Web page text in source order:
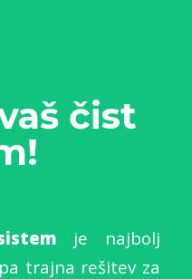
čist
je najbolj
trajna rešitev za